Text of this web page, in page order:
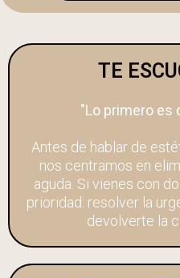
TE
"Lo primero es
Antes de hablar de
nos centramos en
aguda. Si vienes con
prioridad: resolver la
devolverte la